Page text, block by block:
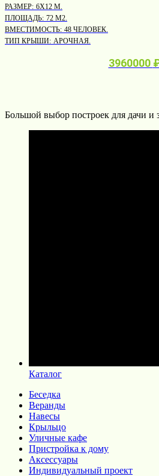
РАЗМЕР: 6Х12 М.
ПЛОЩАДЬ: 72 М2.
ВМЕСТИМОСТЬ: 48 ЧЕЛОВЕК.
ТИП КРЫШИ: АРОЧНАЯ.
3960000
Большой выбор построек для дачи и
Каталог
Беседка
Веранды
Навесы
Крыльцо
Уличные кафе
Пристройка к дому
Аксессуары
Индивидуальный проект